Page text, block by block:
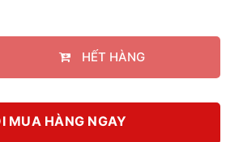
HẾT HÀNG
MUA HÀNG NGAY